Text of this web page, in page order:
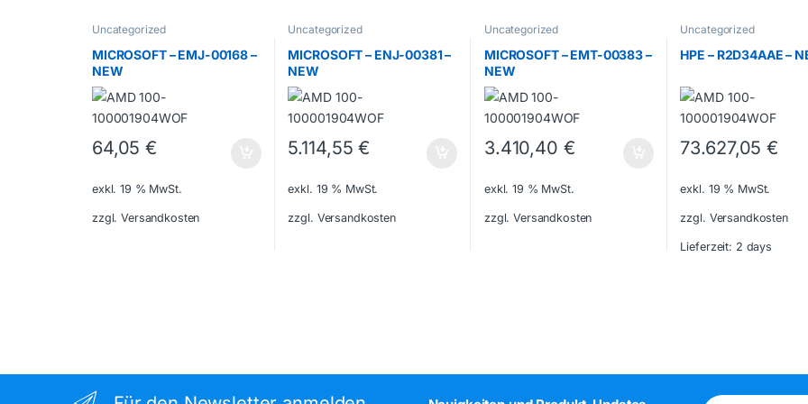
Uncategorized
MICROSOFT – EMJ-00168 –
NEW
64,05€
exkl. 19 % MwSt.
zzgl. Versandkosten
Uncategorized
MICROSOFT – ENJ-00381 –
NEW
5.114,55€
exkl. 19 % MwSt.
zzgl. Versandkosten
Uncategorized
MICROSOFT – EMT-00383 –
NEW
3.410,40 €
exkl. 19 % MwSt.
zzgl. Versandkosten
Uncategorized
HPE – R2D34AAE –
73.627,05€
exkl. 19 % MwSt.
zzgl. Versandkosten
Lieferzeit: 2 days